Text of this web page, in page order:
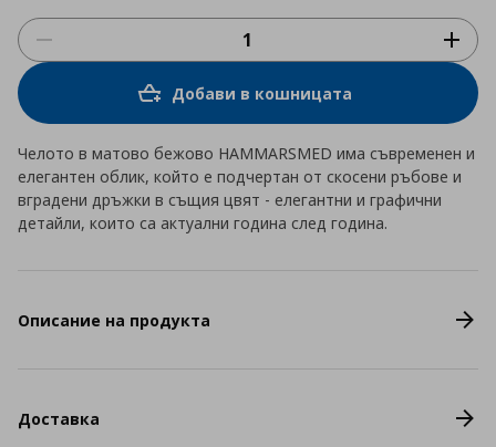
Добави в кошницата
Челото в матово бежово HAMMARSMED има съвременен и
елегантен облик, който е подчертан от скосени ръбове и
вградени дръжки в същия цвят - елегантни и графични
детайли, които са актуални година след година.
Описание на продукта
Доставка